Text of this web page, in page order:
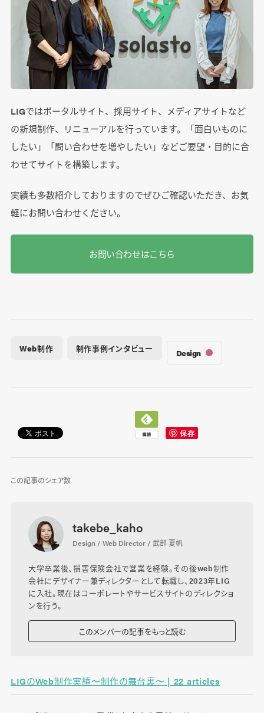
LIGではポータルサイト、採用サイト、メディアサイトなど
の新規制作、リニューアルを行っています。「面白いものに
したい」「問い合わせを増やしたい」などご要望・目的に合
わせてサイトを構築します。
実績も多数紹介しておりますのでぜひご確認いただき、お気
軽にお問い合わせください。
お問い合わせはこちら
Web制作 制作事例インタビュー Design
この記事のシェア数
takebe_kaho
Design / Web Director / 武部 夏帆
大学卒業後、損害保険会社で営業を経験。その後web制作
会社にデザイナー兼ディレクターとして転職し、2023年LIG
に入社。現在はコーポレートやサービスサイトのディレクショ
ンを行う。
このメンバーの記事をもっと読む
LIGのWeb制作実績〜制作の舞台裏〜 | 22 articles